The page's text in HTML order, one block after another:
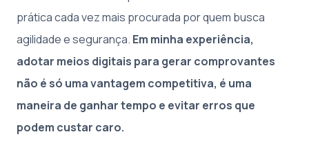
prática cada vez mais procurada por quem busca
agilidade e segurança. Em minha experiência,
adotar meios digitais para gerar comprovantes
não é só uma vantagem competitiva, é uma
maneira de ganhar tempo e evitar erros que
podem custar caro.